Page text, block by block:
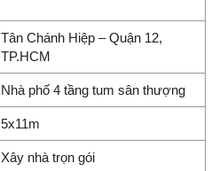
Tân Chánh Hiệp – Quận 12,
TP.HCM
Nhà phố 4 tầng tum sân thượng
5x11m
Xây nhà trọn gói